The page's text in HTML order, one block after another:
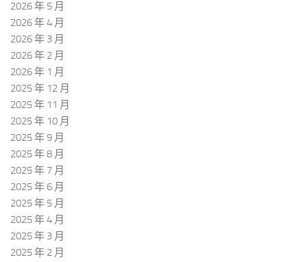
2026 年 5 月
2026 年 4 月
2026 年 3 月
2026 年 2 月
2026 年 1 月
2025 年 12 月
2025 年 11 月
2025 年 10 月
2025 年 9 月
2025 年 8 月
2025 年 7 月
2025 年 6 月
2025 年 5 月
2025 年 4 月
2025 年 3 月
2025 年 2 月